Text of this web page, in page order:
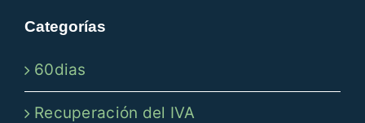
Categorías
60dias
Recuperación del IVA